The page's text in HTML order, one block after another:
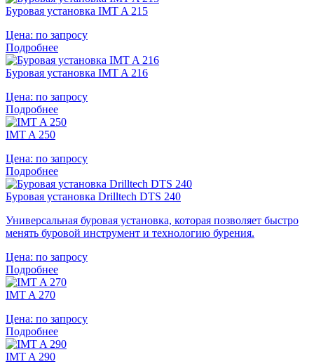
Буровая установка IMT A 215
Цена: по запросу
Подробнее
Буровая установка IMT A 216
Цена: по запросу
Подробнее
IMT A 250
Цена: по запросу
Подробнее
Буровая установка Drilltech DTS 240
Универсальная буровая установка, которая позволяет быстро
менять буровой инструмент и технологию бурения.
Цена: по запросу
Подробнее
IMT A 270
Цена: по запросу
Подробнее
IMT A 290